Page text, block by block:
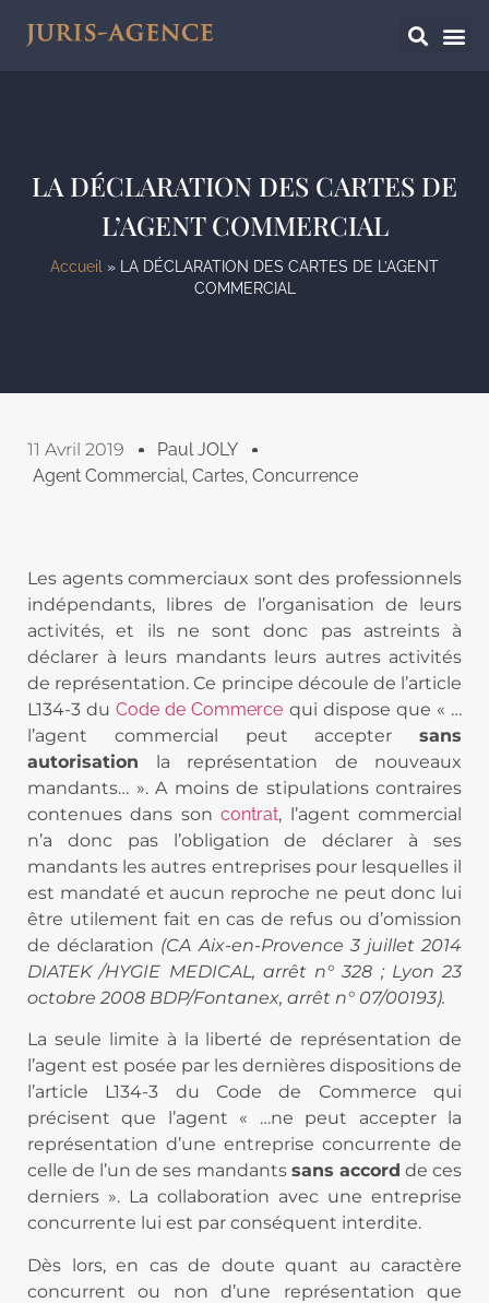
LA DÉCLARATION DES CARTES DE
L’AGENT COMMERCIAL
Accueil » LA DÉCLARATION DES CARTES DE L’AGENT
COMMERCIAL
11 Avril 2019
Paul JOLY
Agent Commercial, Cartes, Concurrence
Les agents commerciaux sont des professionnels
indépendants, libres de l’organisation de leurs
activités, et ils ne sont donc pas astreints à
déclarer à leurs mandants leurs autres activités
de représentation. Ce principe découle de l’article
L134-3 duCode de Commerce qui dispose que « …
l’agent commercial peut accepter sans
autorisation la représentation de nouveaux
mandants… ». A moins de stipulations contraires
contenues dans soncontrat, l’agent commercial
n’a donc pas l’obligation de déclarer à ses
mandants les autres entreprises pour lesquelles il
est mandaté et aucun reproche ne peut donc lui
être utilement fait en cas de refus ou d’omission
de déclaration (CA Aix-en-Provence 3 juillet 2014
DIATEK /HYGIE MEDICAL, arrêt n° 328 ; Lyon 23
octobre 2008 BDP/Fontanex, arrêt n° 07/00193).
La seule limite à la liberté de représentation de
l’agent est posée par les dernières dispositions de
l’article L134-3 du Code de Commerce qui
précisent que l’agent « …ne peut accepter la
représentation d’une entreprise concurrente de
celle de l’un de ses mandants sans accord de ces
derniers ». La collaboration avec une entreprise
concurrente lui est par conséquent interdite.
Dès lors, en cas de doute quant au caractère
concurrent ou non d’une représentation que